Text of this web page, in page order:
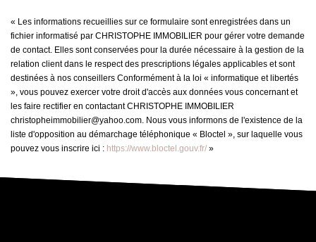
« Les informations recueillies sur ce formulaire sont enregistrées dans un
fichier informatisé par CHRISTOPHE IMMOBILIER pour gérer votre demande
de contact. Elles sont conservées pour la durée nécessaire à la gestion de la
relation client dans le respect des prescriptions légales applicables et sont
destinées à nos conseillers Conformément à la loi « informatique et libertés
», vous pouvez exercer votre droit d'accès aux données vous concernant et
les faire rectifier en contactant CHRISTOPHE IMMOBILIER
christopheimmobilier@yahoo.com. Nous vous informons de l'existence de la
liste d'opposition au démarchage téléphonique « Bloctel », sur laquelle vous
pouvez vous inscrire ici : https://www.bloctel.gouv.fr/ »